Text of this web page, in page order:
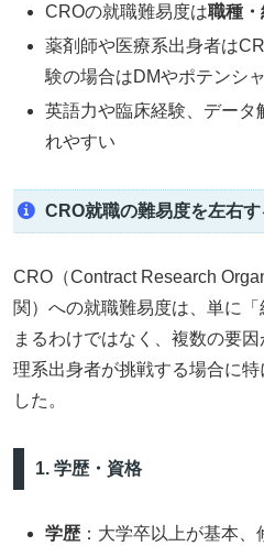
CROの就職難易度は職種
薬剤師や医療系出身者は
験の場合はDMやポテンシ
英語力や臨床経験、データ
れやすい
CRO就職の難易度を左右す
CRO（Contract Research
関）への就職難易度は、単に
まるわけではなく、複数の要
理系出身者が挑戦する場合に
した。
1. 学歴・資格
学歴 ：大学卒以上が基本